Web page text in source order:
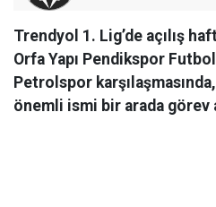
Trendyol 1. Lig’de açılış
Orfa Yapı Pendikspor
Petrolspor
önemli ismi bir arada görev